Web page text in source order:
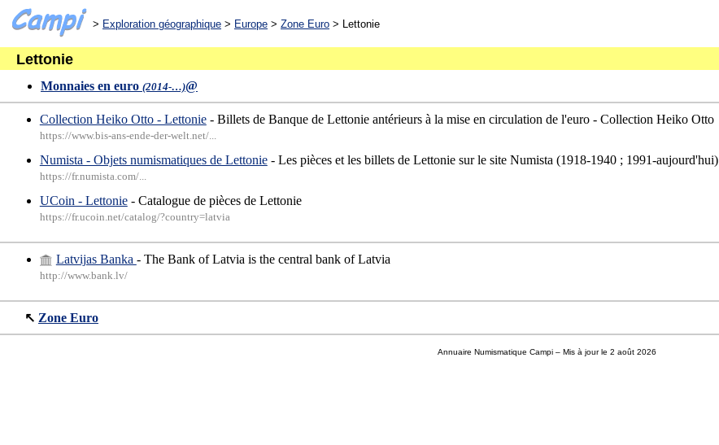
> Exploration géographique > Europe > Zone Euro > Lettonie
Lettonie
Monnaies en euro (2014-…)@
Collection Heiko Otto - Lettonie- Billets de Banque de Lettonie antérieurs à la mise en circulation de l'euro - Collection Heiko Otto
https://www.bis-ans-ende-der-welt.net/...
Numista - Objets numismatiques de Lettonie- Les pièces et les billets de Lettonie sur le site Numista (1918-1940 ; 1991-aujourd'hui)
https://fr.numista.com/...
UCoin - Lettonie- Catalogue de pièces de Lettonie
https://fr.ucoin.net/catalog/?country=latvia
Latvijas Banka - The Bank of Latvia is the central bank of Latvia
http://www.bank.lv/
↖ Zone Euro
Annuaire Numismatique Campi– Mis à jour le 2 août 2026